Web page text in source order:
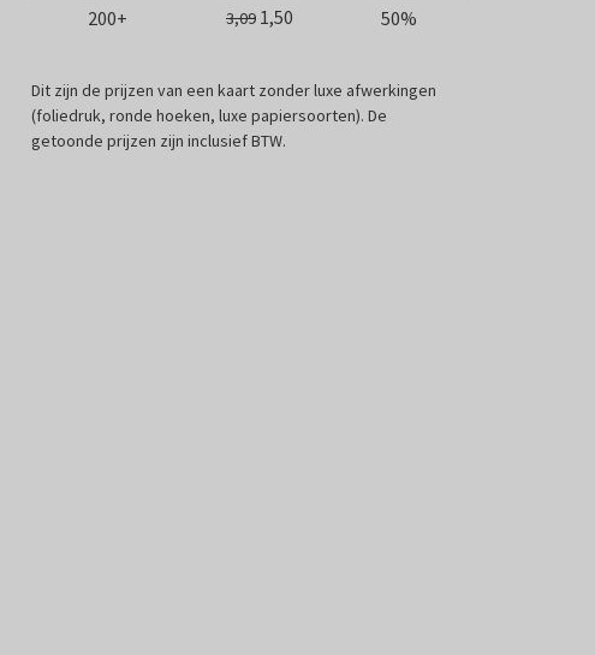
200+
3,09 1,50 50%
Dit zijn de prijzen van een kaart zonder luxe afwerkingen
(foliedruk, ronde hoeken, luxe papiersoorten). De
getoonde prijzen zijn inclusief BTW.